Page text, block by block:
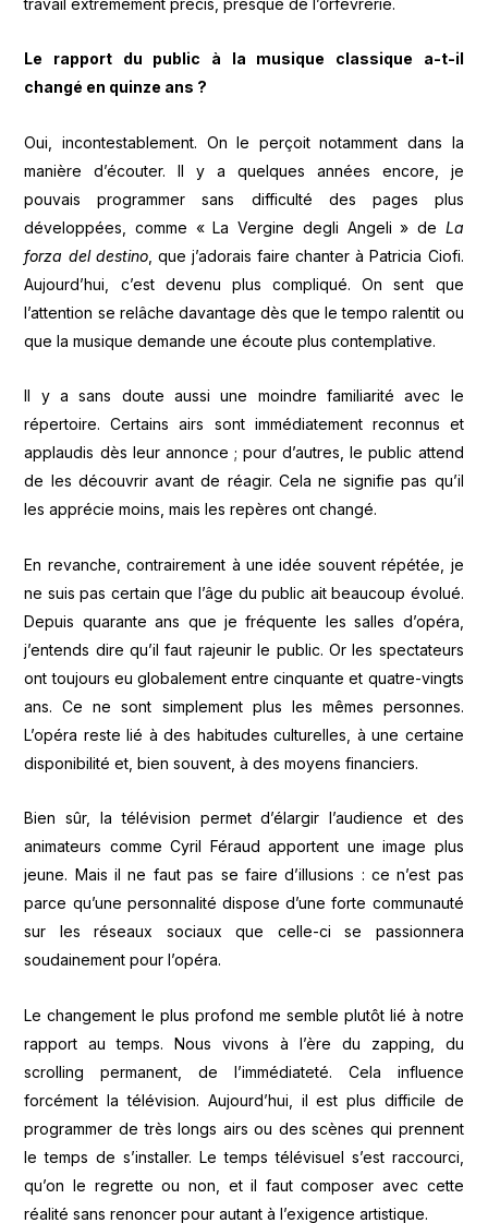
Le rapport du public à la musique classique a-t-il
changé en quinze ans ?
Oui, incontestablement. On le perçoit notamment dans la
manière d’écouter. Il y a quelques années encore, je
pouvais programmer sans difficulté des pages plus
développées, comme « La Vergine degli Angeli » de La
forza del destino, que j’adorais faire chanter à Patricia Ciofi.
Aujourd’hui, c’est devenu plus compliqué. On sent que
l’attention se relâche davantage dès que le tempo ralentit ou
que la musique demande une écoute plus contemplative.
Il y a sans doute aussi une moindre familiarité avec le
répertoire. Certains airs sont immédiatement reconnus et
applaudis dès leur annonce ; pour d’autres, le public attend
de les découvrir avant de réagir. Cela ne signifie pas qu’il
les apprécie moins, mais les repères ont changé.
En revanche, contrairement à une idée souvent répétée, je
ne suis pas certain que l’âge du public ait beaucoup évolué.
Depuis quarante ans que je fréquente les salles d’opéra,
j’entends dire qu’il faut rajeunir le public. Or les spectateurs
ont toujours eu globalement entre cinquante et quatre-vingts
ans. Ce ne sont simplement plus les mêmes personnes.
L’opéra reste lié à des habitudes culturelles, à une certaine
disponibilité et, bien souvent, à des moyens financiers.
Bien sûr, la télévision permet d’élargir l’audience et des
animateurs comme Cyril Féraud apportent une image plus
jeune. Mais il ne faut pas se faire d’illusions : ce n’est pas
parce qu’une personnalité dispose d’une forte communauté
sur les réseaux sociaux que celle-ci se passionnera
soudainement pour l’opéra.
Le changement le plus profond me semble plutôt lié à notre
rapport au temps. Nous vivons à l’ère du zapping, du
scrolling permanent, de l’immédiateté. Cela influence
forcément la télévision. Aujourd’hui, il est plus difficile de
programmer de très longs airs ou des scènes qui prennent
le temps de s’installer. Le temps télévisuel s’est raccourci,
qu’on le regrette ou non, et il faut composer avec cette
réalité sans renoncer pour autant à l’exigence artistique.